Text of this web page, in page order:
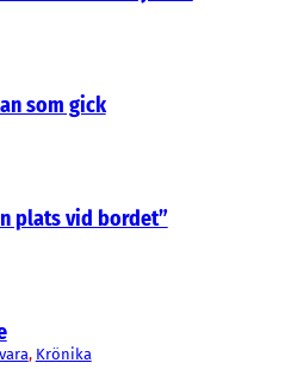
som gick
plats vid bordet”
, Krönika